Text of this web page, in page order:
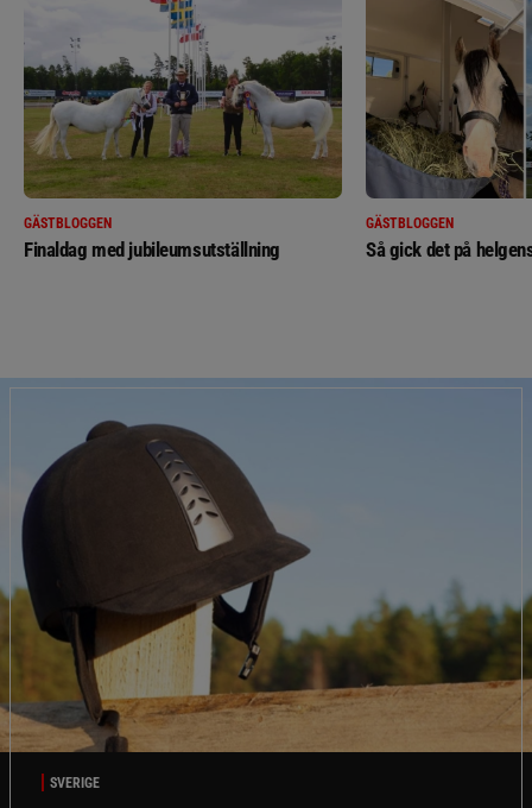
GÄSTBLOGGEN
Finaldag med jubileumsutställning
GÄSTBLOGGEN
Så gick det på
SVERIGE